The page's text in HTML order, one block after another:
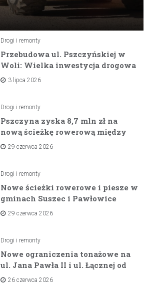
Drogi i remonty
Przebudowa ul. Pszczyńskiej w
Woli: Wielka inwestycja drogowa
na horyzoncie
3 lipca 2026
Drogi i remonty
Pszczyna zyska 8,7 mln zł na
nową ścieżkę rowerową między
zaporami
29 czerwca 2026
Drogi i remonty
Nowe ścieżki rowerowe i piesze w
gminach Suszec i Pawłowice
dzięki unijnemu wsparciu
29 czerwca 2026
Drogi i remonty
Nowe ograniczenia tonażowe na
ul. Jana Pawła II i ul. Łącznej od
lipca 2026 roku
26 czerwca 2026